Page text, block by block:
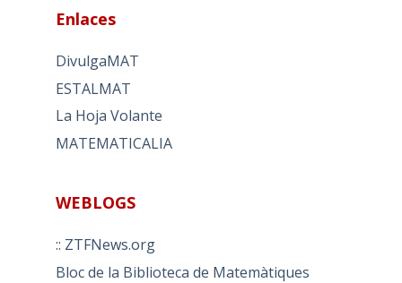
Enlaces
DivulgaMAT
ESTALMAT
La Hoja Volante
MATEMATICALIA
WEBLOGS
:: ZTFNews.org
Bloc de la Biblioteca de Matemàtiques